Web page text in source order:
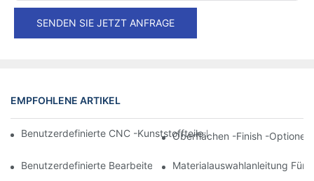
SENDEN SIE JETZT ANFRAGE
EMPFOHLENE ARTIKEL
Benutzerdefinierte CNC -Kunststoffteile Für Medizinische &
Oberflächen -Finish -
Benutzerdefinierte Bearbeitete Kunststoffteile Für Luft- Und
Materialauswahlanleitung Für